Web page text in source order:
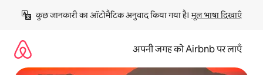
छोड़कर
कॉन्टेंट
कुछ जानकारी का ऑटोमैटिक अनुवाद किया गया है। मूल भाषा दिखाएँ
अपनी जगह को Airbnb पर लाएँ